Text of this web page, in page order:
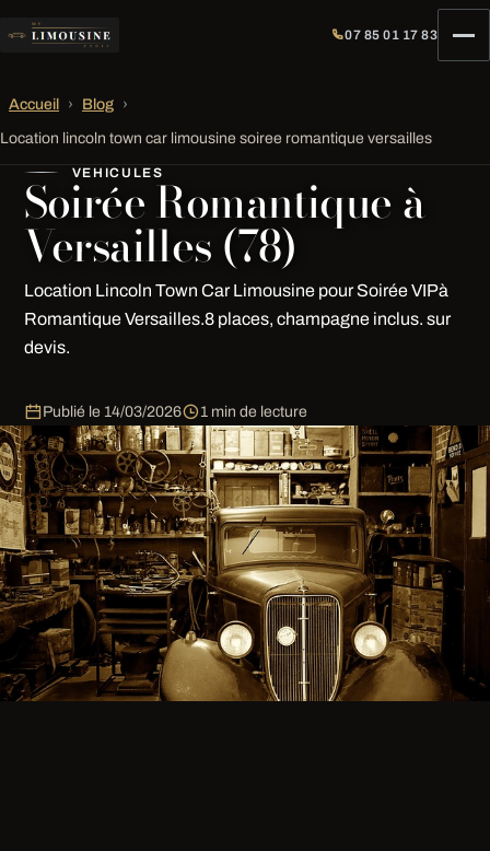
07 85 01 17 83
Accueil › Blog ›
Location lincoln town car limousine soiree romantique versailles
VEHICULES
Soirée Romantique à
Versailles (78)
Location Lincoln Town Car Limousine pour Soirée VIPà
Romantique Versailles.8 places, champagne inclus. sur
devis.
Publié le 14/03/2026 1 min de lecture